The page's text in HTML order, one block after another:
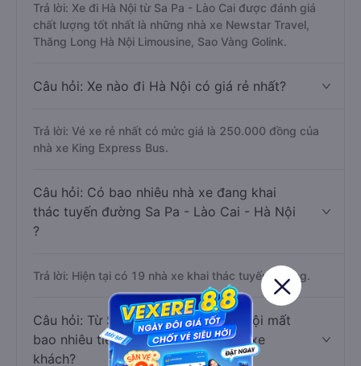
Trả lời: Xe đi Hà Nội từ Sa Pa - Lào Cai được đánh giá
chất lượng tốt nhất là những nhà xe Newstar Travel,
Thăng Long Hà Nội Limousine, Sao Vàng Golink.
Câu hỏi: Xe nào đi Hà Nội có giá rẻ nhất?
Trả lời: Vé xe rẻ nhất có mức giá là 250.000 đồng của
nhà xe King Express Bus.
Câu hỏi: Có bao nhiêu nhà xe đang khai
thác tuyến đường Sa Pa - Lào Cai - Hà Nội
?
Trả lời: Hiện tại có 19 nhà xe khai thác tuyến đường.
Câu hỏi: Từ Sa Pa - Lào Cai đi Hà Nội mất
bao nhiêu tiếng khi di chuyển bằng xe
khách?